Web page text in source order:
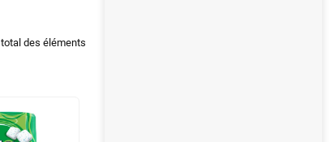
total des éléments